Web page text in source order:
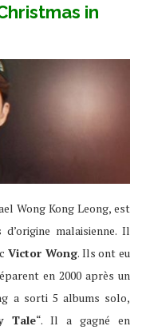
in
Wong Kong Leong, est
malaisienne. Il
Victor Wong. Ils ont eu
en 2000 après un
a sorti 5 albums solo,
Tale“. Il a gagné en